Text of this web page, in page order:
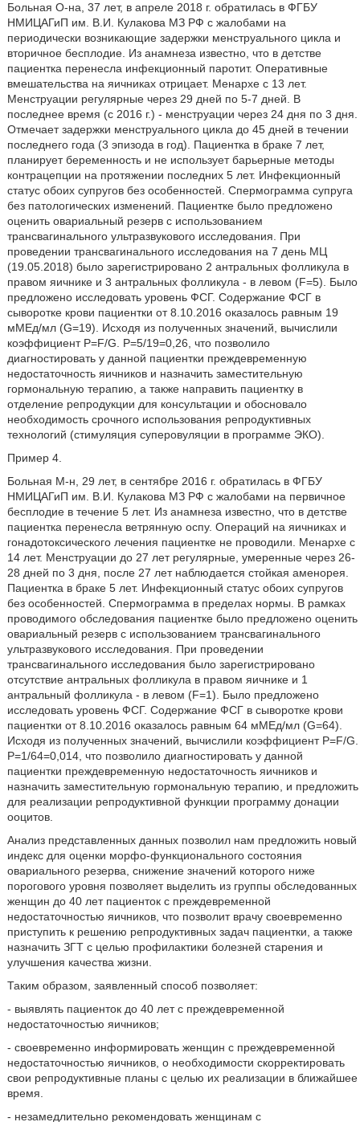
Больная О-на, 37 лет, в апреле 2018 г. обратилась в ФГБУ
НМИЦАГиП им. В.И. Кулакова МЗ РФ с жалобами на
периодически возникающие задержки менструального цикла и
вторичное бесплодие. Из анамнеза известно, что в детстве
пациентка перенесла инфекционный паротит. Оперативные
вмешательства на яичниках отрицает. Менархе с 13 лет.
Менструации регулярные через 29 дней по 5-7 дней. В
последнее время (с 2016 г.) - менструации через 24 дня по 3 дня.
Отмечает задержки менструального цикла до 45 дней в течении
последнего года (3 эпизода в год). Пациентка в браке 7 лет,
планирует беременность и не использует барьерные методы
контрацепции на протяжении последних 5 лет. Инфекционный
статус обоих супругов без особенностей. Спермограмма супруга
без патологических изменений. Пациентке было предложено
оценить овариальный резерв с использованием
трансвагинального ультразвукового исследования. При
проведении трансвагинального исследования на 7 день МЦ
(19.05.2018) было зарегистрировано 2 антральных фолликула в
правом яичнике и 3 антральных фолликула - в левом (F=5). Было
предложено исследовать уровень ФСГ. Содержание ФСГ в
сыворотке крови пациентки от 8.10.2016 оказалось равным 19
мМЕд/мл (G=19). Исходя из полученных значений, вычислили
коэффициент P=F/G. Р=5/19=0,26, что позволило
диагностировать у данной пациентки преждевременную
недостаточность яичников и назначить заместительную
гормональную терапию, а также направить пациентку в
отделение репродукции для консультации и обосновало
необходимость срочного использования репродуктивных
технологий (стимуляция суперовуляции в программе ЭКО).
Пример 4.
Больная М-н, 29 лет, в сентябре 2016 г. обратилась в ФГБУ
НМИЦАГиП им. В.И. Кулакова МЗ РФ с жалобами на первичное
бесплодие в течение 5 лет. Из анамнеза известно, что в детстве
пациентка перенесла ветрянную оспу. Операций на яичниках и
гонадотоксического лечения пациентке не проводили. Менархе с
14 лет. Менструации до 27 лет регулярные, умеренные через 26-
28 дней по 3 дня, после 27 лет наблюдается стойкая аменорея.
Пациентка в браке 5 лет. Инфекционный статус обоих супругов
без особенностей. Спермограмма в пределах нормы. В рамках
проводимого обследования пациентке было предложено оценить
овариальный резерв с использованием трансвагинального
ультразвукового исследования. При проведении
трансвагинального исследования было зарегистрировано
отсутствие антральных фолликула в правом яичнике и 1
антральный фолликула - в левом (F=1). Было предложено
исследовать уровень ФСГ. Содержание ФСГ в сыворотке крови
пациентки от 8.10.2016 оказалось равным 64 мМЕд/мл (G=64).
Исходя из полученных значений, вычислили коэффициент P=F/G.
Р=1/64=0,014, что позволило диагностировать у данной
пациентки преждевременную недостаточность яичников и
назначить заместительную гормональную терапию, и предложить
для реализации репродуктивной функции программу донации
ооцитов.
Анализ представленных данных позволил нам предложить новый
индекс для оценки морфо-функционального состояния
овариального резерва, снижение значений которого ниже
порогового уровня позволяет выделить из группы обследованных
женщин до 40 лет пациенток с преждевременной
недостаточностью яичников, что позволит врачу своевременно
приступить к решению репродуктивных задач пациентки, а также
назначить ЗГТ с целью профилактики болезней старения и
улучшения качества жизни.
Таким образом, заявленный способ позволяет:
- выявлять пациенток до 40 лет с преждевременной
недостаточностью яичников;
- своевременно информировать женщин с преждевременной
недостаточностью яичников, о необходимости скорректировать
свои репродуктивные планы с целью их реализации в ближайшее
время.
- незамедлительно рекомендовать женщинам с